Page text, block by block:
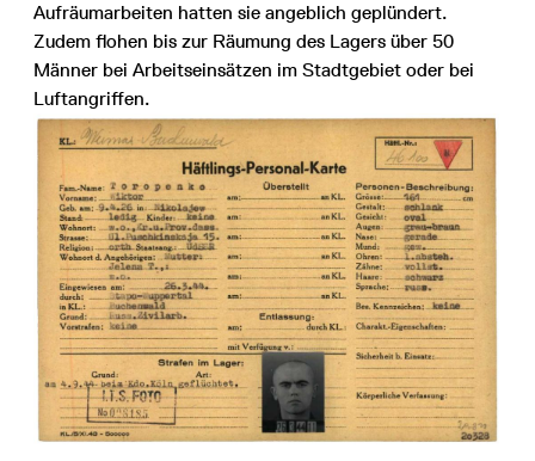
Aufräumarbeiten hatten sie angeblich geplündert.
Zudem flohen bis zur Räumung des Lagers über 50
Männer bei Arbeitseinsätzen im Stadtgebiet oder bei
Luftangriffen.